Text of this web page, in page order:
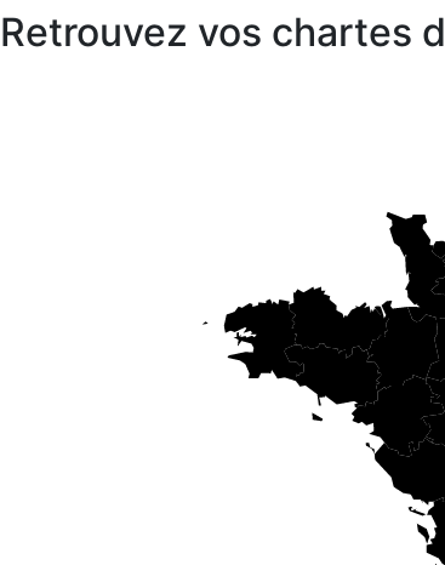
Retrouvez vos chartes